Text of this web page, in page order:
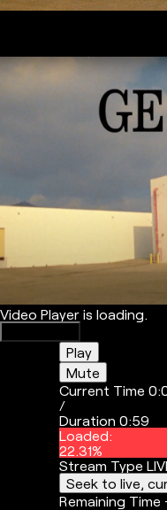
Video Player is loading.
Play
Mute
Current Time
/
Duration0:59
Loaded:
22.31%
Stream Type
Seek to live,
Remaining Time